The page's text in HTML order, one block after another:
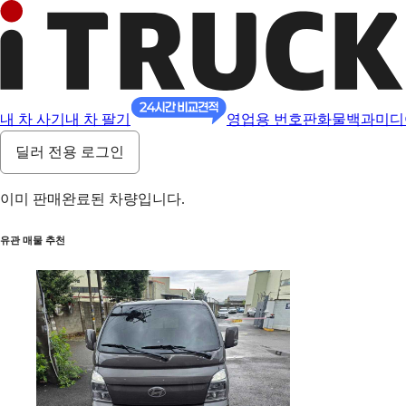
내 차 사기 내 차 팔기 영업용 번호판화물백과미
딜러 전용 로그인
이미 판매완료된 차량입니다.
유관 매물 추천